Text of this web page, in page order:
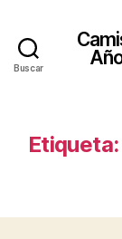
Buscar
Etiqueta: